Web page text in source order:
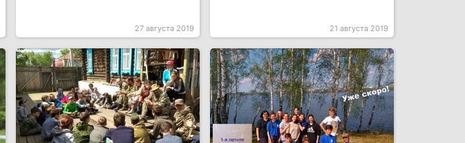
27 августа 2019 21 августа 2019